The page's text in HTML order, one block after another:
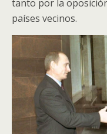
tanto por la
países vecinos.